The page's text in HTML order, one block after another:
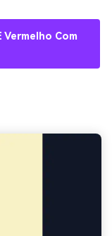
Com